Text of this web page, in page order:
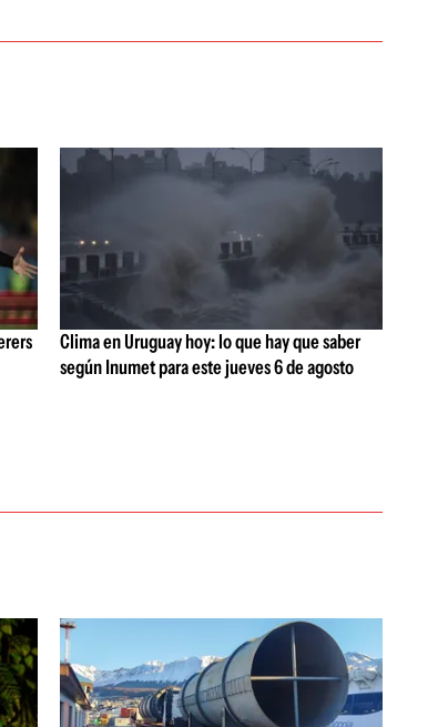
Clima en Uruguay hoy: lo que hay que saber
según Inumet para este jueves 6 de agosto